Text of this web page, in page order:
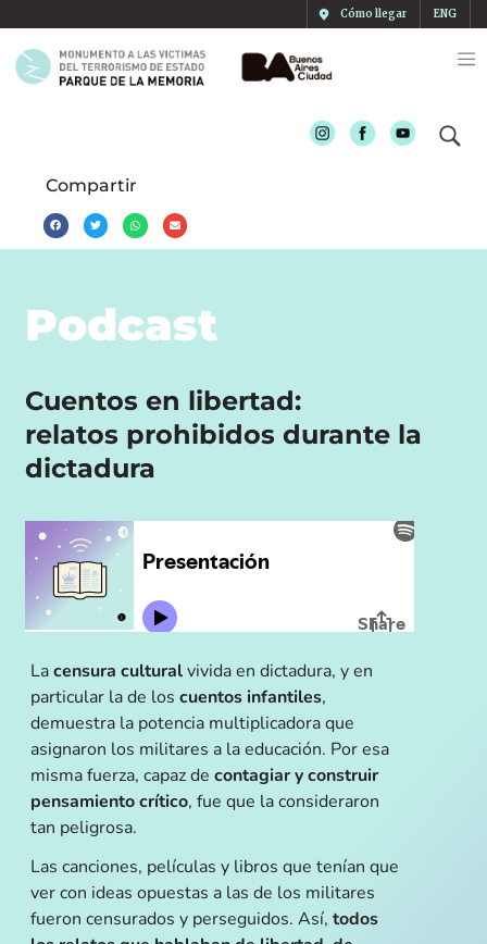
Cómo llegar ENG
InstagramFacebookYoutube
Compartir
Podcast
Cuentos en libertad:
relatos prohibidos durante la
dictadura
Lacensura culturalvivida en dictadura, y en
particular la de los cuentos infantiles,
demuestra la potencia multiplicadora que
asignaron los militares a la educación. Por esa
misma fuerza, capaz de contagiar y construir
pensamiento crítico, fue que la consideraron
tan peligrosa.
Las canciones, películas y libros que tenían que
ver con ideas opuestas a las de los militares
fueron censurados y perseguidos. Así, todos